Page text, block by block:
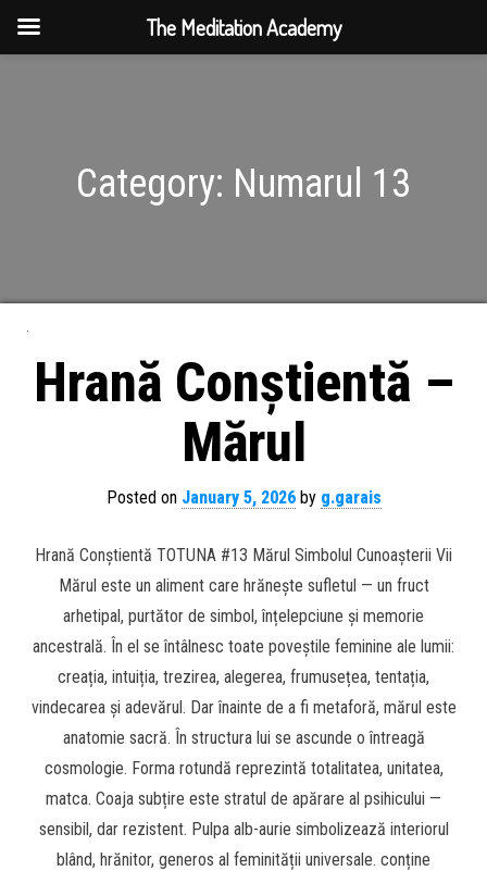
Category: Numarul 13
Hrană Conștientă –
Mărul
Posted on January 5, 2026by g.garais
Hrană Conștientă TOTUNA #13 Mărul Simbolul Cunoașterii Vii
Mărul este un aliment care hrănește sufletul — un fruct
arhetipal, purtător de simbol, înțelepciune și memorie
ancestrală. În el se întâlnesc toate poveștile feminine ale lumii:
creația, intuiția, trezirea, alegerea, frumusețea, tentația,
vindecarea și adevărul. Dar înainte de a fi metaforă, mărul este
anatomie sacră. În structura lui se ascunde o întreagă
cosmologie. Forma rotundă reprezintă totalitatea, unitatea,
matca. Coaja subțire este stratul de apărare al psihicului —
sensibil, dar rezistent. Pulpa alb-aurie simbolizează interiorul
blând, hrănitor, generos al feminității universale. conține
The Meditation Academy